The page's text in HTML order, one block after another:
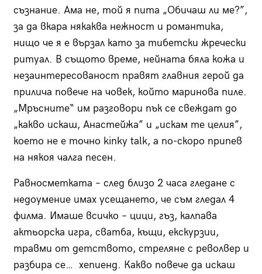
съзнание. Ама не, той я пита „Обичаш ли ме?”,
за да вкара някаква нежност и романтика,
нищо че я е вързал като за тибетски жречески
ритуал. В същото време, нейната бяла кожа и
незаинтересованост правят главния герой да
прилича повече на човек, който маринова пиле.
„Мръсните“ им разговори пък се свеждат до
„какво искаш, Анастейжа” и „искам те целия”,
което не е точно kinky talk, а по-скоро припев
на някоя чалга песен.
Равносметката – след близо 2 часа гледане с
недоумение имах усещането, че съм гледал 4
филма. Имаше всичко – цици, гъз, калпава
актьорска игра, сватба, къщи, екскурзии,
травми от детството, стреляне с револвер и
разбира се… хепиенд. Какво повече да искаш